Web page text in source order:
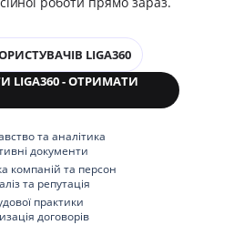
LIGA360
LIGA360 - ОТРИМАТИ
та аналітика
документи
компаній та персон
та репутація
практики
договорів